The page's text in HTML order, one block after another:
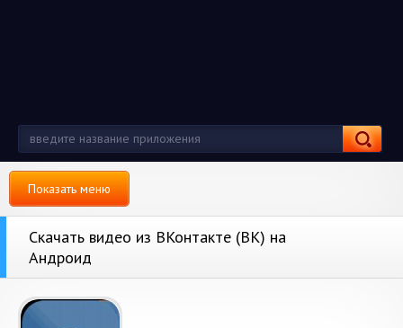
Показать меню
Скачать видео из ВКонтакте (ВК) на
Андроид